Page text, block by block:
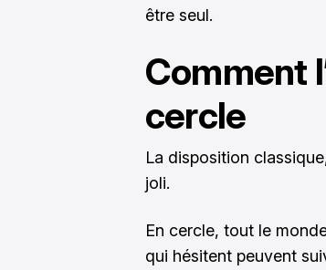
être seul.
Comment
cercle
La disposition
joli.
En cercle, tout le
qui hésitent peuvent